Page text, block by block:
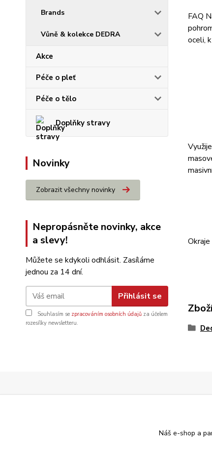
Brands
Vůně & kolekce DEDRA
Akce
Péče o pleť
Péče o tělo
Doplňky stravy
Novinky
Zobrazit všechny novinky
Nepropásněte novinky, akce
a slevy!
Můžete se kdykoli odhlásit. Zasíláme
jednou za 14 dní.
Přihlásit se
Souhlasím se zpracováním osobních údajů za účelem
rozesílky newsletteru.
FAQ
oceli,
Náš e-shop a